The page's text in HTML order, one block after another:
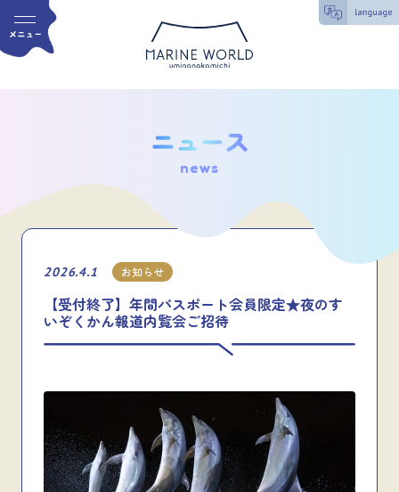
news
2026.4.1 お知らせ
【受付終了】年間パスポート会員限定★夜のす
いぞくかん報道内覧会ご招待